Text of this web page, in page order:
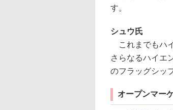
す。
シュウ氏
これまでもハ
さらなるハイエ
のフラッグシッ
オープンマー